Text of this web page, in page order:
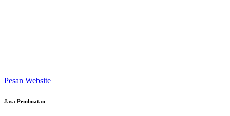
Pesan Website
Jasa Pembuatan